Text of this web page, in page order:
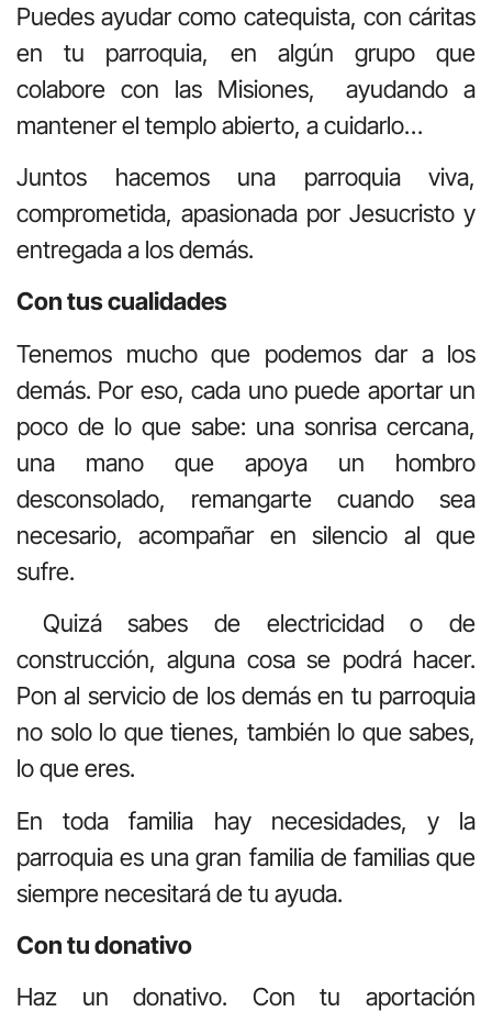
Puedes ayudar como catequista, con cáritas
en tu parroquia, en algún grupo que
colabore con las Misiones, ayudando a
mantener el templo abierto, a cuidarlo…
Juntos hacemos una parroquia viva,
comprometida, apasionada por Jesucristo y
entregada a los demás.
Con tus cualidades
Tenemos mucho que podemos dar a los
demás. Por eso, cada uno puede aportar un
poco de lo que sabe: una sonrisa cercana,
una mano que apoya un hombro
desconsolado, remangarte cuando sea
necesario, acompañar en silencio al que
sufre.
Quizá sabes de electricidad o de
construcción, alguna cosa se podrá hacer.
Pon al servicio de los demás en tu parroquia
no solo lo que tienes, también lo que sabes,
lo que eres.
En toda familia hay necesidades, y la
parroquia es una gran familia de familias que
siempre necesitará de tu ayuda.
Con tu donativo
Haz un donativo. Con tu aportación